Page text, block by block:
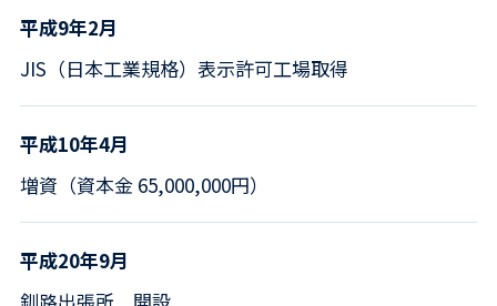
平成9年2月
JIS（日本工業規格）表示許可工場取得
平成10年4月
増資（資本金 65,000,000円）
平成20年9月